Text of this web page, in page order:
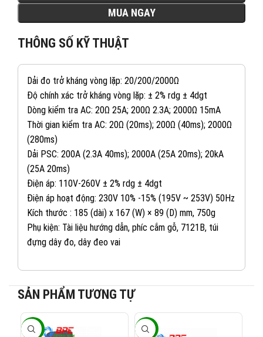
MUA NGAY
THÔNG SỐ KỸ THUẬT
Dải đo trở kháng vòng lặp: 20/200/2000Ω
Độ chính xác trở kháng vòng lặp: ± 2% rdg ± 4dgt
Dòng kiểm tra AC: 20Ω 25A; 200Ω 2.3A; 2000Ω 15mA
Thời gian kiểm tra AC: 20Ω (20ms); 200Ω (40ms); 2000Ω
(280ms)
Dải PSC: 200A (2.3A 40ms); 2000A (25A 20ms); 20kA
(25A 20ms)
Điện áp: 110V-260V ± 2% rdg ± 4dgt
Điện áp hoạt động: 230V 10% -15% (195V ~ 253V) 50Hz
Kích thước : 185 (dài) x 167 (W) × 89 (D) mm, 750g
Phụ kiện: Tài liệu hướng dẫn, phíc cắm gỗ, 7121B, túi
đựng dây đo, dây đeo vai
SẢN PHẨM TƯƠNG TỰ
-10% -10%
KINH DOANH 1:
KINH DOANH 3: 0824 927 568